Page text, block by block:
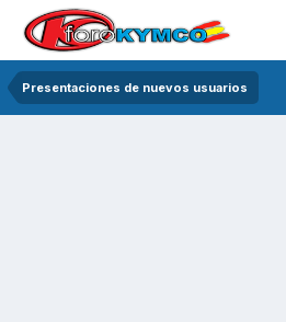
Presentaciones de nuevos usuarios